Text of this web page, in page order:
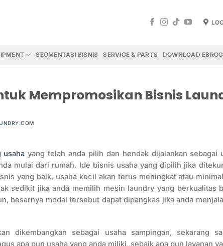
SEGMENTASI BISNIS SERVICE & PARTS DOWNLOAD
Mempromosikan Bisnis
usaha yang telah anda pilih dan hendak dijalankan sebagai
mulai dari rumah. Ide bisnis usaha yang dipilih jika
yang baik, usaha kecil akan terus meningkat atau
sedikit jika anda memilih mesin laundry yang berkualitas
besarnya modal tersebut dapat dipangkas jika anda
dikembangkan sebagai usaha sampingan, sekarang
apa pun usaha yang anda miliki, sebaik apa pun layanan